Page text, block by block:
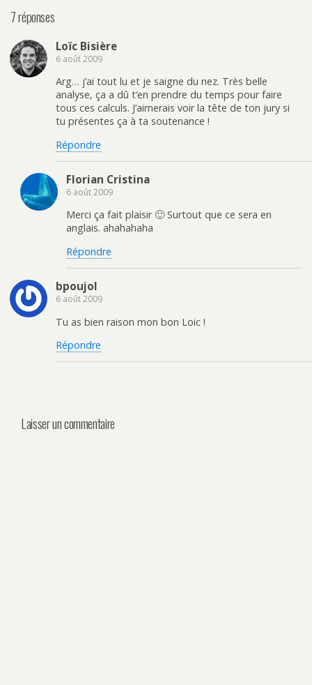
7 réponses
Loïc Bisière
6 août 2009
Arg… j’ai tout lu et je saigne du nez. Très belle
analyse, ça a dû t’en prendre du temps pour faire
tous ces calculs. J’aimerais voir la tête de ton jury si
tu présentes ça à ta soutenance !
Répondre
Florian Cristina
6 août 2009
Merci ça fait plaisir 🙂 Surtout que ce sera en
anglais. ahahahaha
Répondre
bpoujol
6 août 2009
Tu as bien raison mon bon Loic !
Répondre
Laisser un commentaire